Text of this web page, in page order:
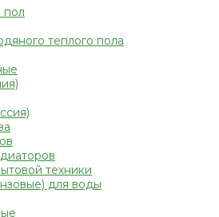
пол
теплого пола
техники
для воды